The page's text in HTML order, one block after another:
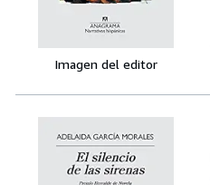
Imagen del editor